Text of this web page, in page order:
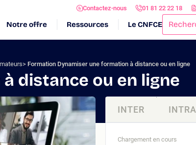
Contactez-nous 01 81 22 22 18
Notre offre Ressources Le CNFCE
Formation Dynamiser une formation à distance ou en ligne
distance ou en ligne
INTER INTRA